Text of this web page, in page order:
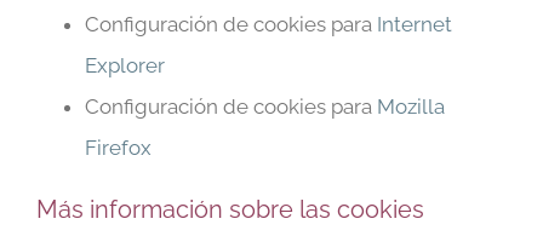
Configuración de cookies para Internet
Explorer
Configuración de cookies para Mozilla
Firefox
Más información sobre las cookies